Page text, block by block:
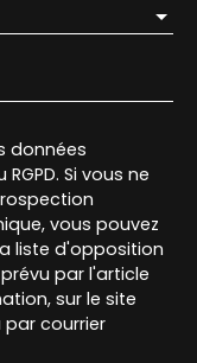
données
Si vous ne
vous pouvez
liste d'opposition
par l'article
sur le site
courrier